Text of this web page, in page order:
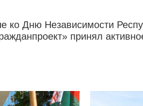
ко Дню Независимости
принял